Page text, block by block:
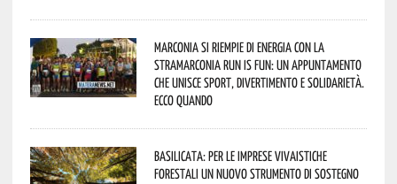
Marconia si riempie di energia con la
StraMarconia Run is Fun: un appuntamento
che unisce sport, divertimento e solidarietà.
Ecco quando
Basilicata: per le imprese vivaistiche
forestali un nuovo strumento di sostegno